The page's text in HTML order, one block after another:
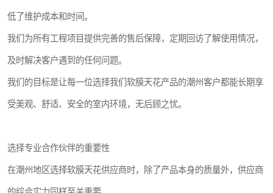
低了维护成本和时间。
我们为所有工程项目提供完善的售后保障，定期回访了解使用情况，
及时解决客户遇到的任何问题。
我们的目标是让每一位选择我们软膜天花产品的潮州客户都能长期享
受美观、舒适、安全的室内环境，无后顾之忧。
选择专业合作伙伴的重要性
在潮州地区选择软膜天花供应商时，除了产品本身的质量外，供应商